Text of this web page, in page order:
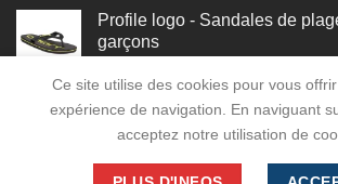
initial
était :
actuel
Profile logo - Sandales de
garçons
prix
initial
était :
€14.72.
prix
actuel
est :
€10.94.
Ce site utilise des cookies pour vous
expérience de navigation. En naviguant
acceptez notre utilisation de